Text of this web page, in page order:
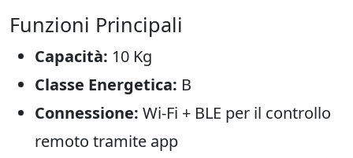
Funzioni Principali
Capacità: 10 Kg
Classe Energetica: B
Connessione: Wi-Fi + BLE per il controllo
remoto tramite app